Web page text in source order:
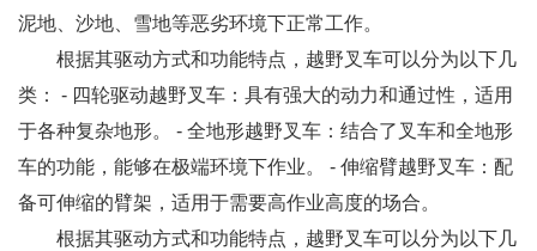
泥地、沙地、雪地等恶劣环境下正常工作。
根据其驱动方式和功能特点，越野叉车可以分为以下几
类： - 四轮驱动越野叉车：具有强大的动力和通过性，适用
于各种复杂地形。 - 全地形越野叉车：结合了叉车和全地形
车的功能，能够在极端环境下作业。 - 伸缩臂越野叉车：配
备可伸缩的臂架，适用于需要高作业高度的场合。
根据其驱动方式和功能特点，越野叉车可以分为以下几